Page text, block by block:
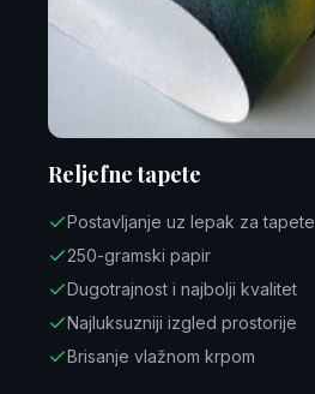
Reljefne tapete
Postavljanje uz lepak za tapete
250-gramski papir
Dugotrajnost i najbolji kvalitet
Najluksuzniji izgled prostorije
Brisanje vlažnom krpom